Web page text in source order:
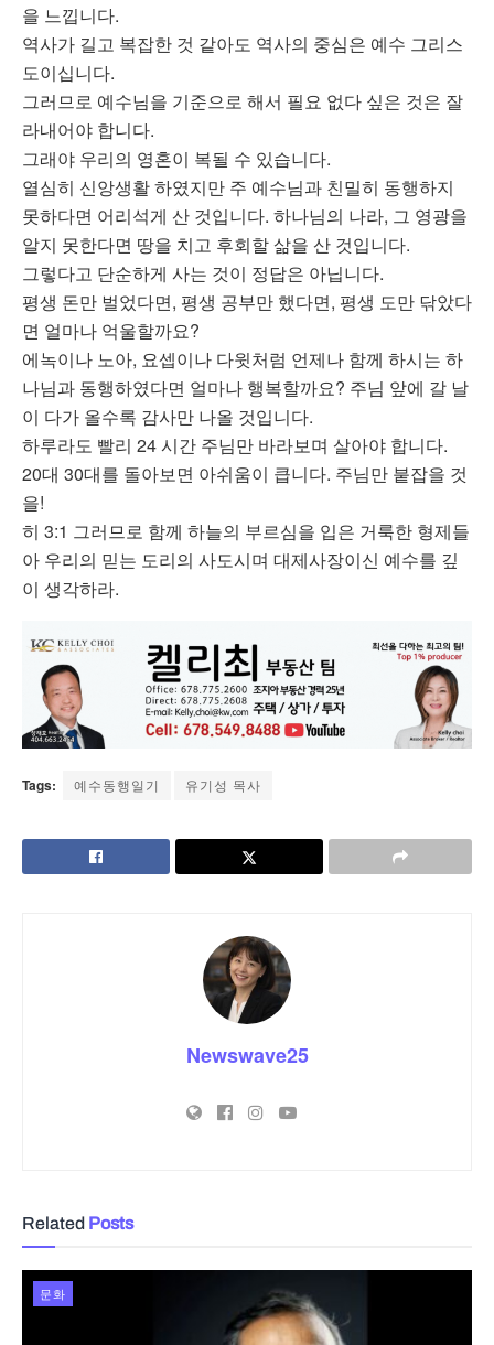
을 느낍니다.
역사가 길고 복잡한 것 같아도 역사의 중심은 예수 그리스
도이십니다.
그러므로 예수님을 기준으로 해서 필요 없다 싶은 것은 잘
라내어야 합니다.
그래야 우리의 영혼이 복될 수 있습니다.
열심히 신앙생활 하였지만 주 예수님과 친밀히 동행하지
못하다면 어리석게 산 것입니다. 하나님의 나라, 그 영광을
알지 못한다면 땅을 치고 후회할 삶을 산 것입니다.
그렇다고 단순하게 사는 것이 정답은 아닙니다.
평생 돈만 벌었다면, 평생 공부만 했다면, 평생 도만 닦았다
면 얼마나 억울할까요?
에녹이나 노아, 요셉이나 다윗처럼 언제나 함께 하시는 하
나님과 동행하였다면 얼마나 행복할까요? 주님 앞에 갈 날
이 다가 올수록 감사만 나올 것입니다.
하루라도 빨리 24 시간 주님만 바라보며 살아야 합니다.
20대 30대를 돌아보면 아쉬움이 큽니다. 주님만 붙잡을 것
을!
히 3:1 그러므로 함께 하늘의 부르심을 입은 거룩한 형제들
아 우리의 믿는 도리의 사도시며 대제사장이신 예수를 깊
이 생각하라.
Tags: 예수동행일기 유기성 목사
Newswave25
Related Posts
문화